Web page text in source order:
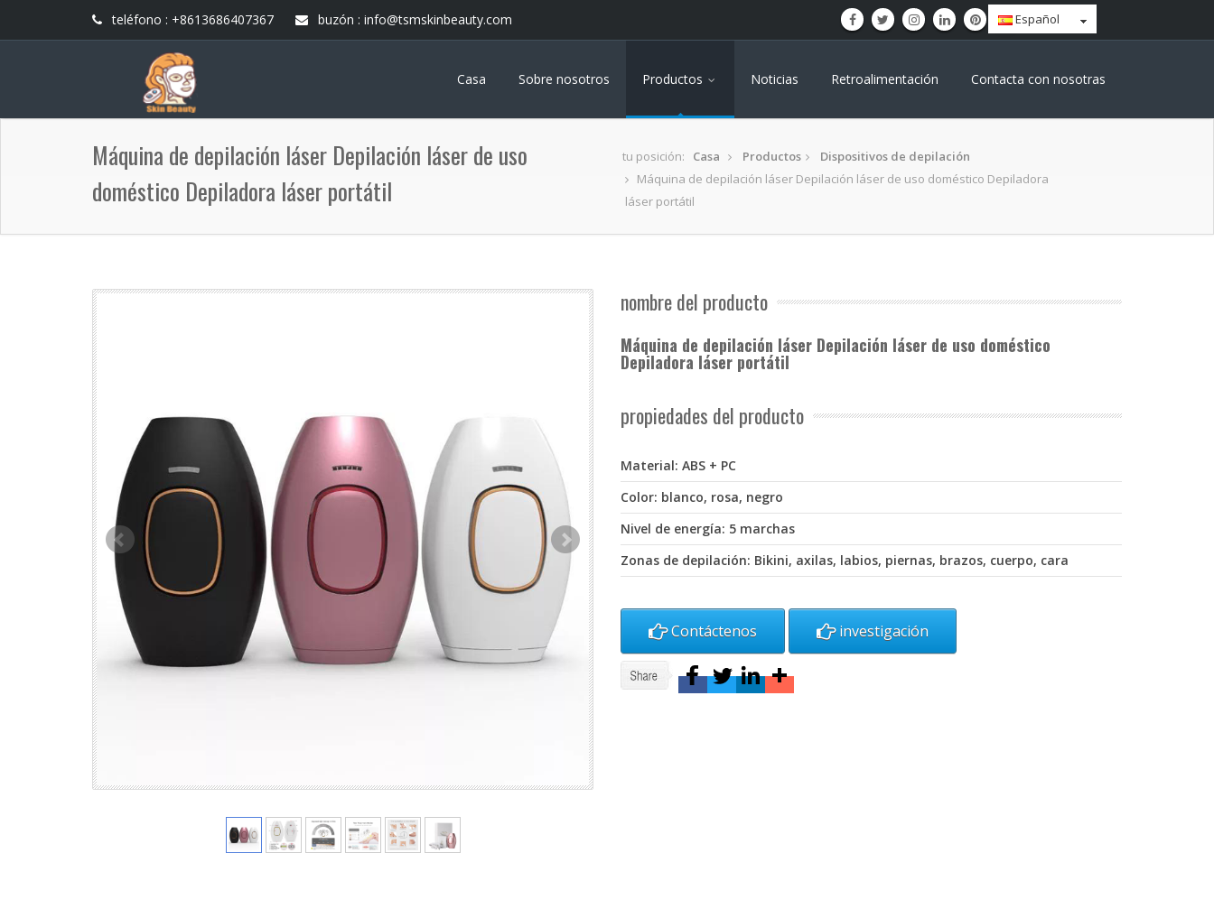
teléfono : +8613686407367 buzón : info@tsmskinbeauty.com Español
Casa Sobre nosotros Productos Noticias Retroalimentación Contacta con nosotras
Máquina de depilación láser Depilación láser de uso
doméstico Depiladora láser portátil
tu posición: Casa Productos
Dispositivos de depilación
Máquina de depilación láser Depilación láser de uso doméstico Depiladora
láser portátil
nombre del producto
Máquina de depilación láser Depilación láser de uso doméstico
Depiladora láser portátil
propiedades del producto
Material: ABS + PC
Color: blanco, rosa, negro
Nivel de energía: 5 marchas
Zonas de depilación: Bikini, axilas, labios, piernas, brazos, cuerpo, cara
Contáctenos investigación